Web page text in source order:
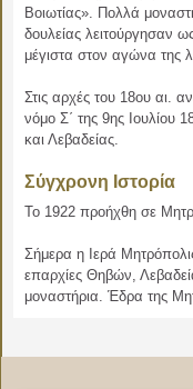
Βοιωτίας». Πολλά
δουλείας λειτούργησαν
μέγιστα στον αγώνα της
Στις αρχές του 18ου αι.
νόμο Σ΄ της 9ης Ιουλίου
και Λεβαδείας.
Σύγχρονη Ιστορία
Το 1922 προήχθη σε
Σήμερα η Ιερά
επαρχίες Θηβών,
μοναστήρια. Έδρα της